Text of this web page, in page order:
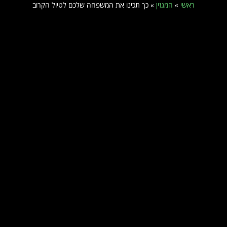
ראשי » המגזין » כך תכינו את המשפחה שלכם לטיול הקרוב